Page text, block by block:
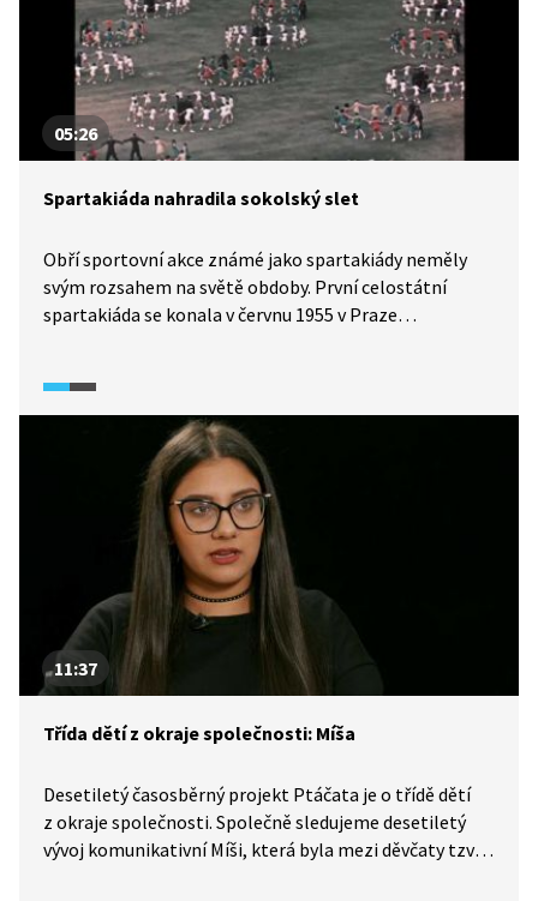
05:26
Spartakiáda nahradila sokolský slet
Obří sportovní akce známé jako spartakiády neměly
svým rozsahem na světě obdoby. První celostátní
spartakiáda se konala v červnu 1955 v Praze
navazoval na dřívější sokolské slety. Poslední, XI.
všesokolský slet se konal v létě 1948. Stejně jako
sokolské slety, vyjadřovaly i spartakiády podřízení
jednotlivce kolektivu. Jednotný pohyb cvičenců
ukazoval národ jako jediné tělo s jedinou vůlí a s
jediným cílem. Spartakiádní sestavy znázorňovaly
společnost jako dokonale fungující stroj.
11:37
Třída dětí z okraje společnosti: Míša
Desetiletý časosběrný projekt Ptáčata je o třídě dětí
z okraje společnosti. Společně sledujeme desetiletý
vývoj komunikativní Míši, která byla mezi děvčaty tzv.